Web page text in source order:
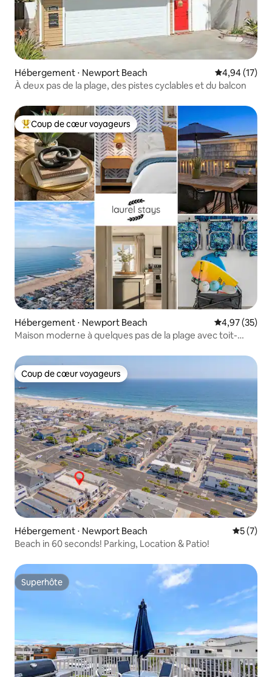
Hébergement ⋅ Newport Beach Évaluation
4,94 (17)
À deux pas de la plage, des pistes cyclables et du balcon
Coups de cœur voyageurs les plus appréciés
Coup de cœur voyageurs
Hébergement ⋅ Newport Beach Évaluation
4,97 (35)
Maison moderne à quelques pas de la plage avec toit-
Coup de cœur voyageurs
Coup de cœur voyageurs
Hébergement ⋅ Newport Beach
5 (7)
Beach in 60 seconds! Parking, Location & Patio!
Superhôte
Superhôte